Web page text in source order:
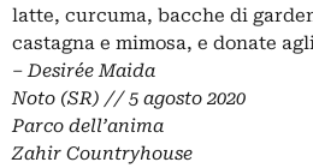
latte, curcuma, bacche di
castagna e mimosa, e donate
– Desirée Maida
Noto (SR) // 5 agosto 2020
Parco dell’anima
Zahir Countryhouse